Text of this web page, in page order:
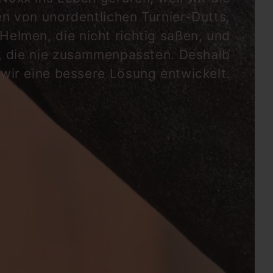
Stufe.
Gummiband, an dem Imitationskristalle in
sind. Zusammen bilden sie einen einzigartigen
zum Strahlen bringt.
In den Warenkorb
Hinzufügen
von unordentlichen Turnier-Dutts,
Helmen, die nicht richtig saßen, und
nie zusammenpassten. Deshalb
wir eine bessere Lösung entwickelt.